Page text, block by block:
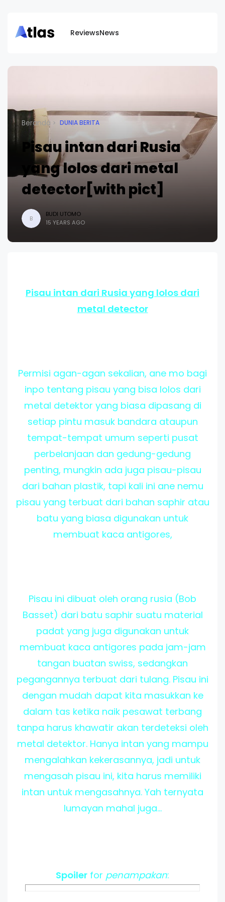
ReviewsNews
Beranda DUNIA BERITA
Pisau intan dari Rusia
yang lolos dari metal
detector[with pict]
B
BUDI UTOMO
15 YEARS AGO
Pisau intan dari Rusia yang lolos dari
metal detector
Permisi agan-agan sekalian, ane mo bagi
inpo tentang pisau yang bisa lolos dari
metal detektor yang biasa dipasang di
setiap pintu masuk bandara ataupun
tempat-tempat umum seperti pusat
perbelanjaan dan gedung-gedung
penting, mungkin ada juga pisau-pisau
dari bahan plastik, tapi kali ini ane nemu
pisau yang terbuat dari bahan saphir atau
batu yang biasa digunakan untuk
membuat kaca antigores,
Pisau ini dibuat oleh orang rusia (Bob
Basset) dari batu saphir suatu material
padat yang juga digunakan untuk
membuat kaca antigores pada jam-jam
tangan buatan swiss, sedangkan
pegangannya terbuat dari tulang. Pisau ini
dengan mudah dapat kita masukkan ke
dalam tas ketika naik pesawat terbang
tanpa harus khawatir akan terdeteksi oleh
metal detektor. Hanya intan yang mampu
mengalahkan kekerasannya, jadi untuk
mengasah pisau ini, kita harus memiliki
intan untuk mengasahnya. Yah ternyata
lumayan mahal juga...
Spoiler for penampakan: